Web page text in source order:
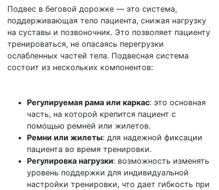
Подвес в беговой дорожке — это система,
поддерживающая тело пациента, снижая нагрузку
на суставы и позвоночник. Это позволяет пациенту
тренироваться, не опасаясь перегрузки
ослабленных частей тела. Подвесная система
состоит из нескольких компонентов:
Регулируемая рама или каркас: это основная
часть, на которой крепится пациент с
помощью ремней или жилетов.
Ремни или жилеты: для надежной фиксации
пациента во время тренировки.
Регулировка нагрузки: возможность изменять
уровень поддержки для индивидуальной
настройки тренировки, что дает гибкость при